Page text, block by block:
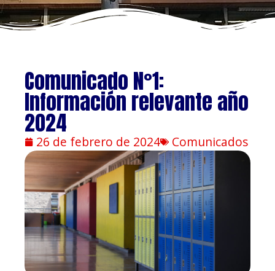
Comunicado N°1:
Información relevante año
2024
26 de febrero de 2024 Comunicados